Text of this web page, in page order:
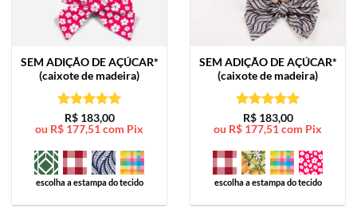
SEM ADIÇÃO DE AÇÚCAR*
(caixote de madeira)
Avaliação5
de 5
R$183,00
ou R$ 177,51com Pix
escolha a estampa do tecido
SEM ADIÇÃO DE AÇÚCAR*
(caixote de madeira)
Avaliação5
de 5
R$183,00
ou R$ 177,51com Pix
escolha a estampa do tecido